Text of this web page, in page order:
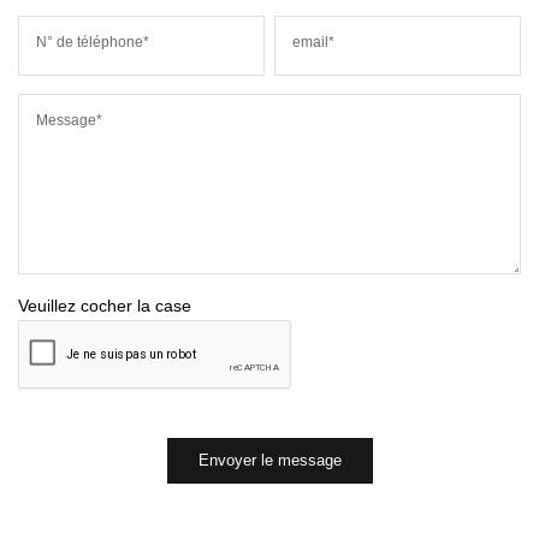
N° de téléphone* email*
Message*
Veuillez cocher la case
Envoyer le message